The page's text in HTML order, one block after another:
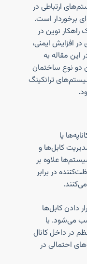
ارتباطی در
برخوردار است.
راهکار نوین در
افزایش ایمنی،
این مقاله به
دو نوع ساختمان
ترانکینگ
یا
کابل‌ها و
علاوه بر
در برابر
دادن کابل‌ها
می‌شود. با
در داخل کانال
احتمالی در